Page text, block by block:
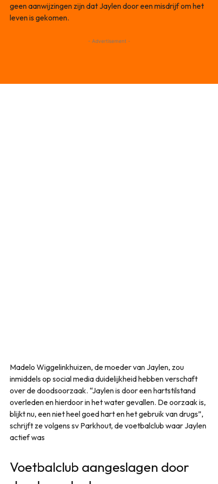
geen aanwijzingen zijn dat Jaylen door een misdrijf om het
leven is gekomen.
- Advertisement -
Madelo Wiggelinkhuizen, de moeder van Jaylen, zou
inmiddels op social media duidelijkheid hebben verschaft
over de doodsoorzaak. “Jaylen is door een hartstilstand
overleden en hierdoor in het water gevallen. De oorzaak is,
blijkt nu, een niet heel goed hart en het gebruik van drugs”,
schrijft ze volgens sv Parkhout, de voetbalclub waar Jaylen
actief was
Voetbalclub aangeslagen door